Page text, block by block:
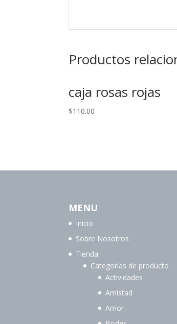
Productos
caja rosas rojas
$110.00
MENU
Inicio
Sobre Nosotros
Tienda
Categorías de producto
Actividades
Amistad
Amor